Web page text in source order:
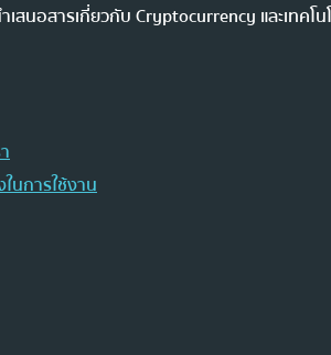
สนอสารเกี่ยวกับ Cryptocurrency และเทค
นการใช้งาน